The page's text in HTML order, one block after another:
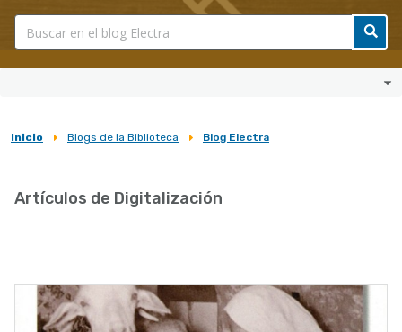
Sobrescribir
de
la
navegación
Inicio Blogs de la Biblioteca Blog Electra
Artículos de Digitalización